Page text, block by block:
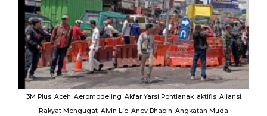
Aliansi
Berita
Utama Headline Mendagri Nasional News slider